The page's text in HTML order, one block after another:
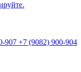
907 +7 (9082) 900-904